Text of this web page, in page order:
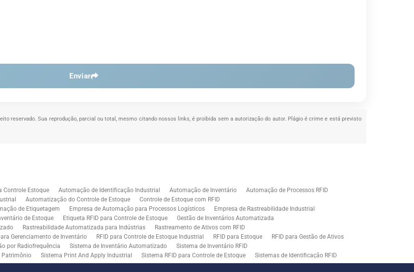
Enviar
reservado. Sua reprodução, parcial ou total, mesmo citando nossos links, é proibida sem a autorização do autor. Plágio é crime e está previsto
Controle Estoque Automação de Identificação Industrial Automação de Inventário
Automação de Processos RFID
Automatização do Controle de Estoque
Controle de Estoque com RFID
de Etiquetagem Empresa de Automação para Processos Logísticos
Empresa de Rastreabilidade Industrial
de Estoque Etiqueta RFID para Controle de Estoque
Gestão de Inventários Automatizada
Rastreabilidade Automatizada para Indústrias
Rastreamento de Ativos com RFID
Gerenciamento de Inventário RFID para Controle de Estoque Industrial RFID para Estoque
RFID para Gestão de Ativos
por Radiofrequência Sistema de Inventário Automatizado
Sistema de Inventário RFID
Patrimônio Sistema Print And Apply Industrial Sistema RFID para Controle de Estoque
Sistemas de Identificação RFID
Soluções de Impressão e Aplicação de Etiquetas
Soluções em Rastreamento RFID